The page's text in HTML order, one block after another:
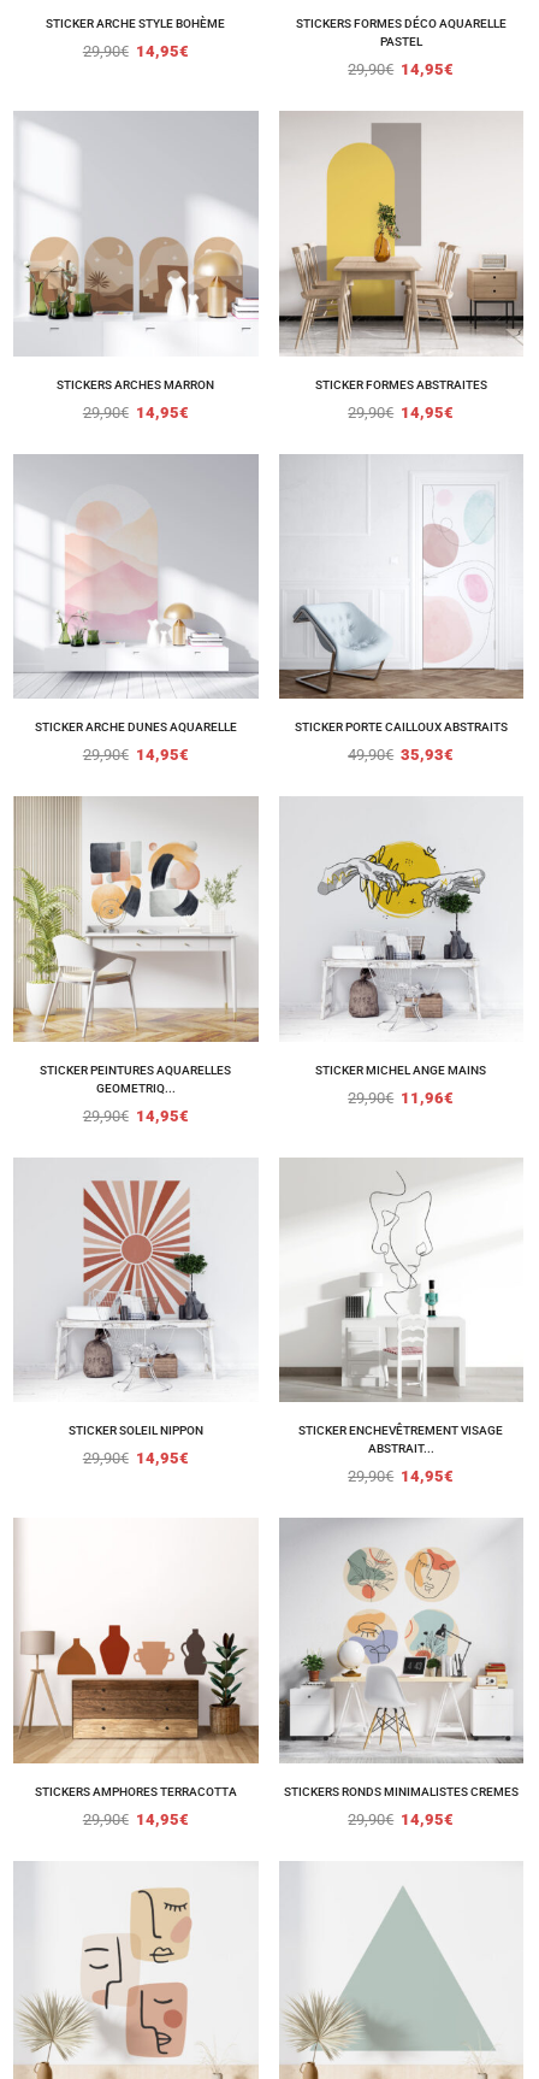
STICKER ARCHE STYLE BOHÈME
29,90€ 14,95€
STICKERS FORMES DÉCO AQUARELLE
PASTEL
29,90€ 14,95€
STICKERS ARCHES MARRON
29,90€ 14,95€
STICKER FORMES ABSTRAITES
29,90€ 14,95€
STICKER ARCHE DUNES AQUARELLE
29,90€ 14,95€
STICKER PORTE CAILLOUX ABSTRAITS
49,90€ 35,93€
STICKER PEINTURES AQUARELLES
GEOMETRIQ...
29,90€ 14,95€
STICKER MICHEL ANGE MAINS
29,90€ 11,96€
STICKER SOLEIL NIPPON
29,90€ 14,95€
STICKER ENCHEVÊTREMENT VISAGE
ABSTRAIT...
29,90€ 14,95€
STICKERS AMPHORES TERRACOTTA
29,90€ 14,95€
STICKERS RONDS MINIMALISTES CREMES
29,90€ 14,95€